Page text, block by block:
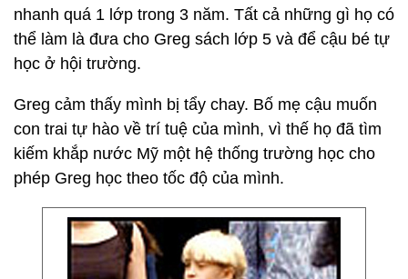
nhanh quá 1 lớp trong 3 năm. Tất cả những gì họ có
thể làm là đưa cho Greg sách lớp 5 và để cậu bé tự
học ở hội trường.
Greg cảm thấy mình bị tẩy chay. Bố mẹ cậu muốn
con trai tự hào về trí tuệ của mình, vì thế họ đã tìm
kiếm khắp nước Mỹ một hệ thống trường học cho
phép Greg học theo tốc độ của mình.